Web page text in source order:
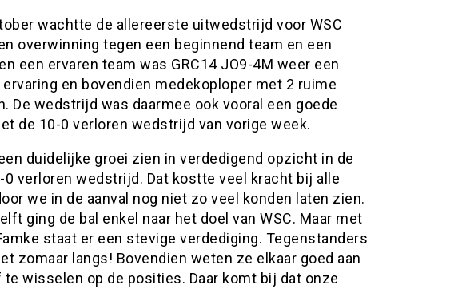
wachtte de allereerste uitwedstrijd voor WSC
overwinning tegen een beginnend team en een
een ervaren team was GRC14 JO9-4M weer een
en bovendien medekoploper met 2 ruime
De wedstrijd was daarmee ook vooral een goede
de 10-0 verloren wedstrijd van vorige week.
duidelijke groei zien in verdedigend opzicht in de
verloren wedstrijd. Dat kostte veel kracht bij alle
we in de aanval nog niet zo veel konden laten zien.
ging de bal enkel naar het doel van WSC. Maar met
staat er een stevige verdediging. Tegenstanders
zomaar langs! Bovendien weten ze elkaar goed aan
te wisselen op de posities. Daar komt bij dat onze